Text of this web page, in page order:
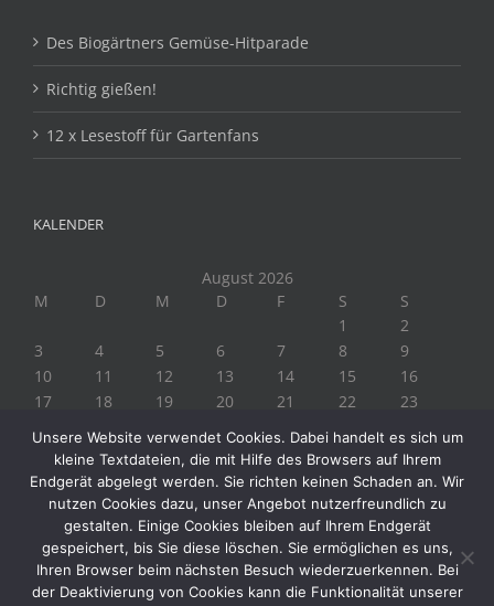
Des Biogärtners Gemüse-Hitparade
Richtig gießen!
12 x Lesestoff für Gartenfans
KALENDER
August 2026
M
D M D F S
S
1
2
3
4 5 6 7 8
9
10
11 12 13 14 15
16
17
18 19 20 21 22
23
« Juli
Unsere Website verwendet Cookies. Dabei handelt es sich um
kleine Textdateien, die mit Hilfe des Browsers auf Ihrem
Endgerät abgelegt werden. Sie richten keinen Schaden an. Wir
nutzen Cookies dazu, unser Angebot nutzerfreundlich zu
gestalten. Einige Cookies bleiben auf Ihrem Endgerät
gespeichert, bis Sie diese löschen. Sie ermöglichen es uns,
Ihren Browser beim nächsten Besuch wiederzuerkennen. Bei
der Deaktivierung von Cookies kann die Funktionalität unserer